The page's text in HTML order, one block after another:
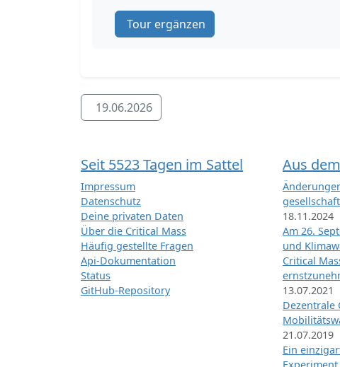
Tour ergänzen
19.06.2026
Seit 5523 Tagen im Sattel
Impressum
Datenschutz
Deine privaten Daten
Über die Critical Mass
Häufig gestellte Fragen
Api-Dokumentation
Status
GitHub-Repository
Aus
18.11.2024
Am 26.
und
Critical
13.07.2021
Dezentrale
21.07.2019
Ein